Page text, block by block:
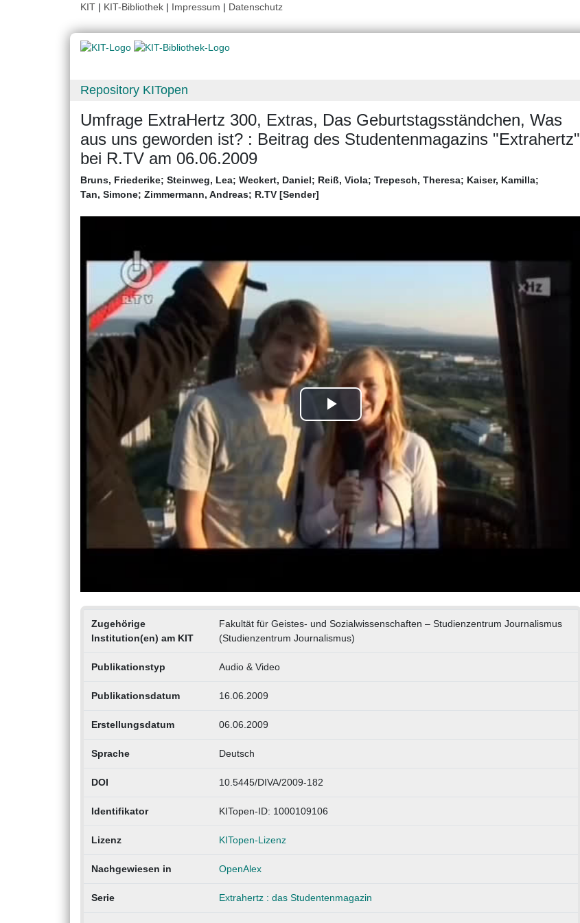
KIT | KIT-Bibliothek | Impressum | Datenschutz
Repository KITopen
Umfrage ExtraHertz 300, Extras, Das Geburtstagsständchen, Was
aus uns geworden ist? : Beitrag des Studentenmagazins "Extrahertz"
bei R.TV am 06.06.2009
Bruns, Friederike; Steinweg, Lea; Weckert, Daniel; Reiß, Viola; Trepesch, Theresa; Kaiser, Kamilla;
Tan, Simone; Zimmermann, Andreas; R.TV [Sender]
Play
Video
Zugehörige
Institution(en) am KIT
Fakultät für Geistes- und Sozialwissenschaften – Studienzentrum Journalismus
(Studienzentrum Journalismus)
Publikationstyp Audio & Video
Publikationsdatum 16.06.2009
Erstellungsdatum 06.06.2009
Sprache Deutsch
DOI 10.5445/DIVA/2009-182
Identifikator KITopen-ID: 1000109106
Lizenz KITopen-Lizenz
Nachgewiesen in OpenAlex
Serie Extrahertz : das Studentenmagazin